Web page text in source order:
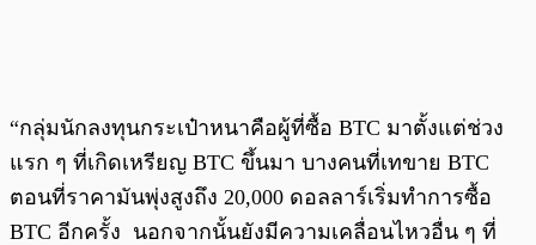
“กลุ่มนักลงทุนกระเป๋าหนาคือผู้ที่ซื้อ BTC มาตั้งแต่ช่วง
แรก ๆ ที่เกิดเหรียญ BTC ขึ้นมา บางคนที่เทขาย BTC
ตอนที่ราคามันพุ่งสูงถึง 20,000 ดอลลาร์เริ่มทำการซื้อ
BTC อีกครั้ง นอกจากนั้นยังมีความเคลื่อนไหวอื่น ๆ ที่